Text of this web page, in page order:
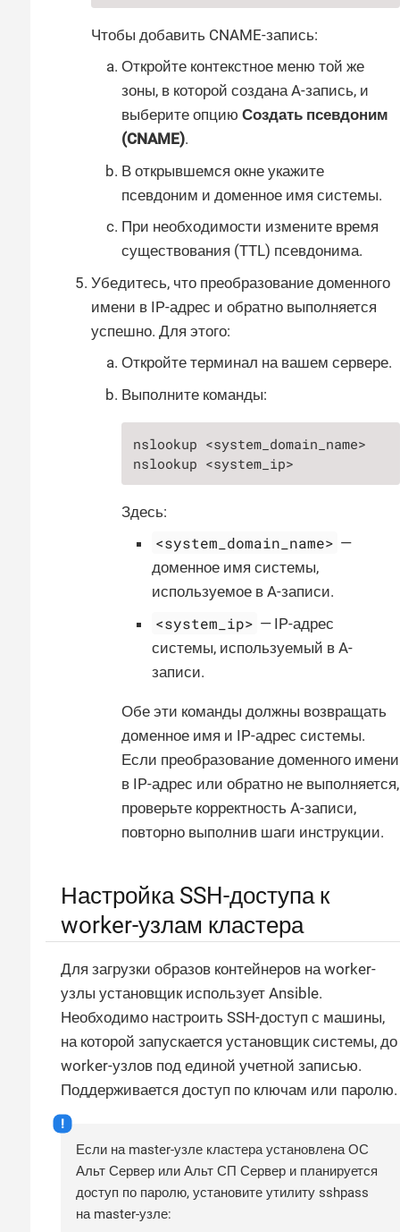
Чтобы добавить CNAME-запись:
Откройте контекстное меню той же
зоны, в которой создана A-запись, и
выберите опцию Создать псевдоним
(CNAME).
В открывшемся окне укажите
псевдоним и доменное имя системы.
При необходимости измените время
существования (TTL) псевдонима.
Убедитесь, что преобразование доменного
имени в IP-адрес и обратно выполняется
успешно. Для этого:
Откройте терминал на вашем сервере.
Выполните команды:
nslookup <system_domain_name>
nslookup <system_ip>
Здесь:
<system_domain_name> —
доменное имя системы,
используемое в A-записи.
<system_ip> — IP-адрес
системы, используемый в A-
записи.
Обе эти команды должны возвращать
доменное имя и IP-адрес системы.
Если преобразование доменного имени
в IP-адрес или обратно не выполняется,
проверьте корректность A-записи,
повторно выполнив шаги инструкции.
Настройка SSH-доступа к
worker-узлам кластера
Для загрузки образов контейнеров на worker-
узлы установщик использует Ansible.
Необходимо настроить SSH-доступ с машины,
на которой запускается установщик системы, до
worker-узлов под единой учетной записью.
Поддерживается доступ по ключам или паролю.
Если на master-узле кластера установлена ОС
Альт Сервер или Альт СП Сервер и планируется
доступ по паролю, установите утилиту sshpass
на master-узле: